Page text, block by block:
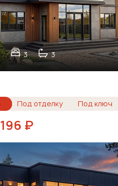
3 3
Под отделку Под ключ
₽